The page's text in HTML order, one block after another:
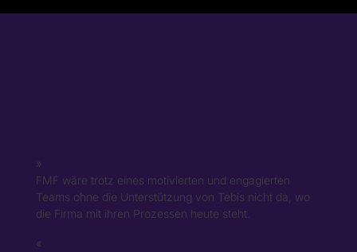
FMF wäre trotz eines motivierten und engagierten
Teams ohne die Unterstützung von Tebis nicht da, wo
die Firma mit ihren Prozessen heute steht.